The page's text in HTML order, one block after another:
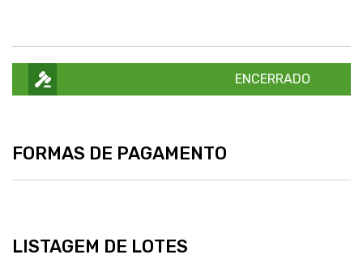
ENCERRADO
FORMAS DE PAGAMENTO
LISTAGEM DE LOTES